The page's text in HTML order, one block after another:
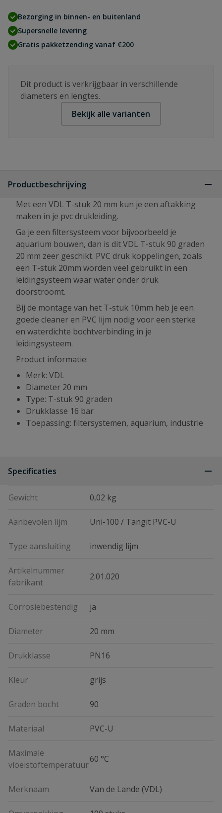
Bezorging in binnen- en buitenland
Supersnelle levering
Gratis pakketzending vanaf €200
Dit product is verkrijgbaar in verschillende
diameters en lengtes.
Bekijk alle varianten
Productbeschrijving
Met een VDL T-stuk 20 mm kun je een aftakking
maken in je pvc drukleiding.
Ga je een filtersysteem voor bijvoorbeeld je
aquarium bouwen, dan is dit VDL T-stuk 90 graden
20 mm zeer geschikt. PVC druk koppelingen, zoals
een T-stuk 20mm worden veel gebruikt in een
leidingsysteem waar water onder druk
doorstroomt.
Bij de montage van het T-stuk 10mm heb je een
goede cleaner en PVC lijm nodig voor een sterke
en waterdichte bochtverbinding in je
leidingsysteem.
Product informatie:
Merk: VDL
Diameter 20 mm
Type: T-stuk 90 graden
Drukklasse 16 bar
Toepassing: filtersystemen, aquarium, industrie
Specificaties
Gewicht 0,02 kg
Aanbevolen lijm Uni-100 / Tangit PVC-U
Type aansluiting inwendig lijm
Artikelnummer
fabrikant
2.01.020
Corrosiebestendig ja
Diameter 20 mm
Drukklasse PN16
Kleur grijs
Graden bocht 90
Materiaal PVC-U
Maximale
vloeistoftemperatuur
60 °C
Merknaam Van de Lande (VDL)